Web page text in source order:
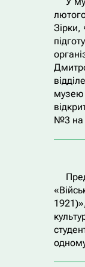
Зірки,
музею
№3 на